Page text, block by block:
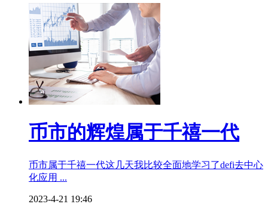
币市的辉煌属于千禧一代
币市属于千禧一代这几天我比较全面地学习了defi去中心
化应用 ...
2023-4-21 19:46